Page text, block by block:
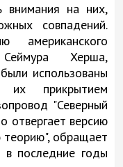
на них,
совпадений.
американского
Сеймура Херша,
использованы
их прикрытием
"Северный
отвергает версию
теорию", обращает
последние годы